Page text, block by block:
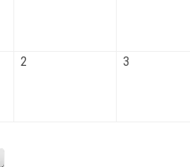
2 3